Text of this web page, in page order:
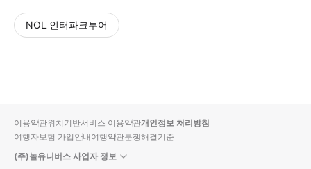
NOL 인터파크투어
입니
다.
순
상
이용약관위치기반서비스 이용약관개인정보 처리방침
여행자보험 가입안내여행약관분쟁해결기준
(주)놀유니버스 사업자 정보